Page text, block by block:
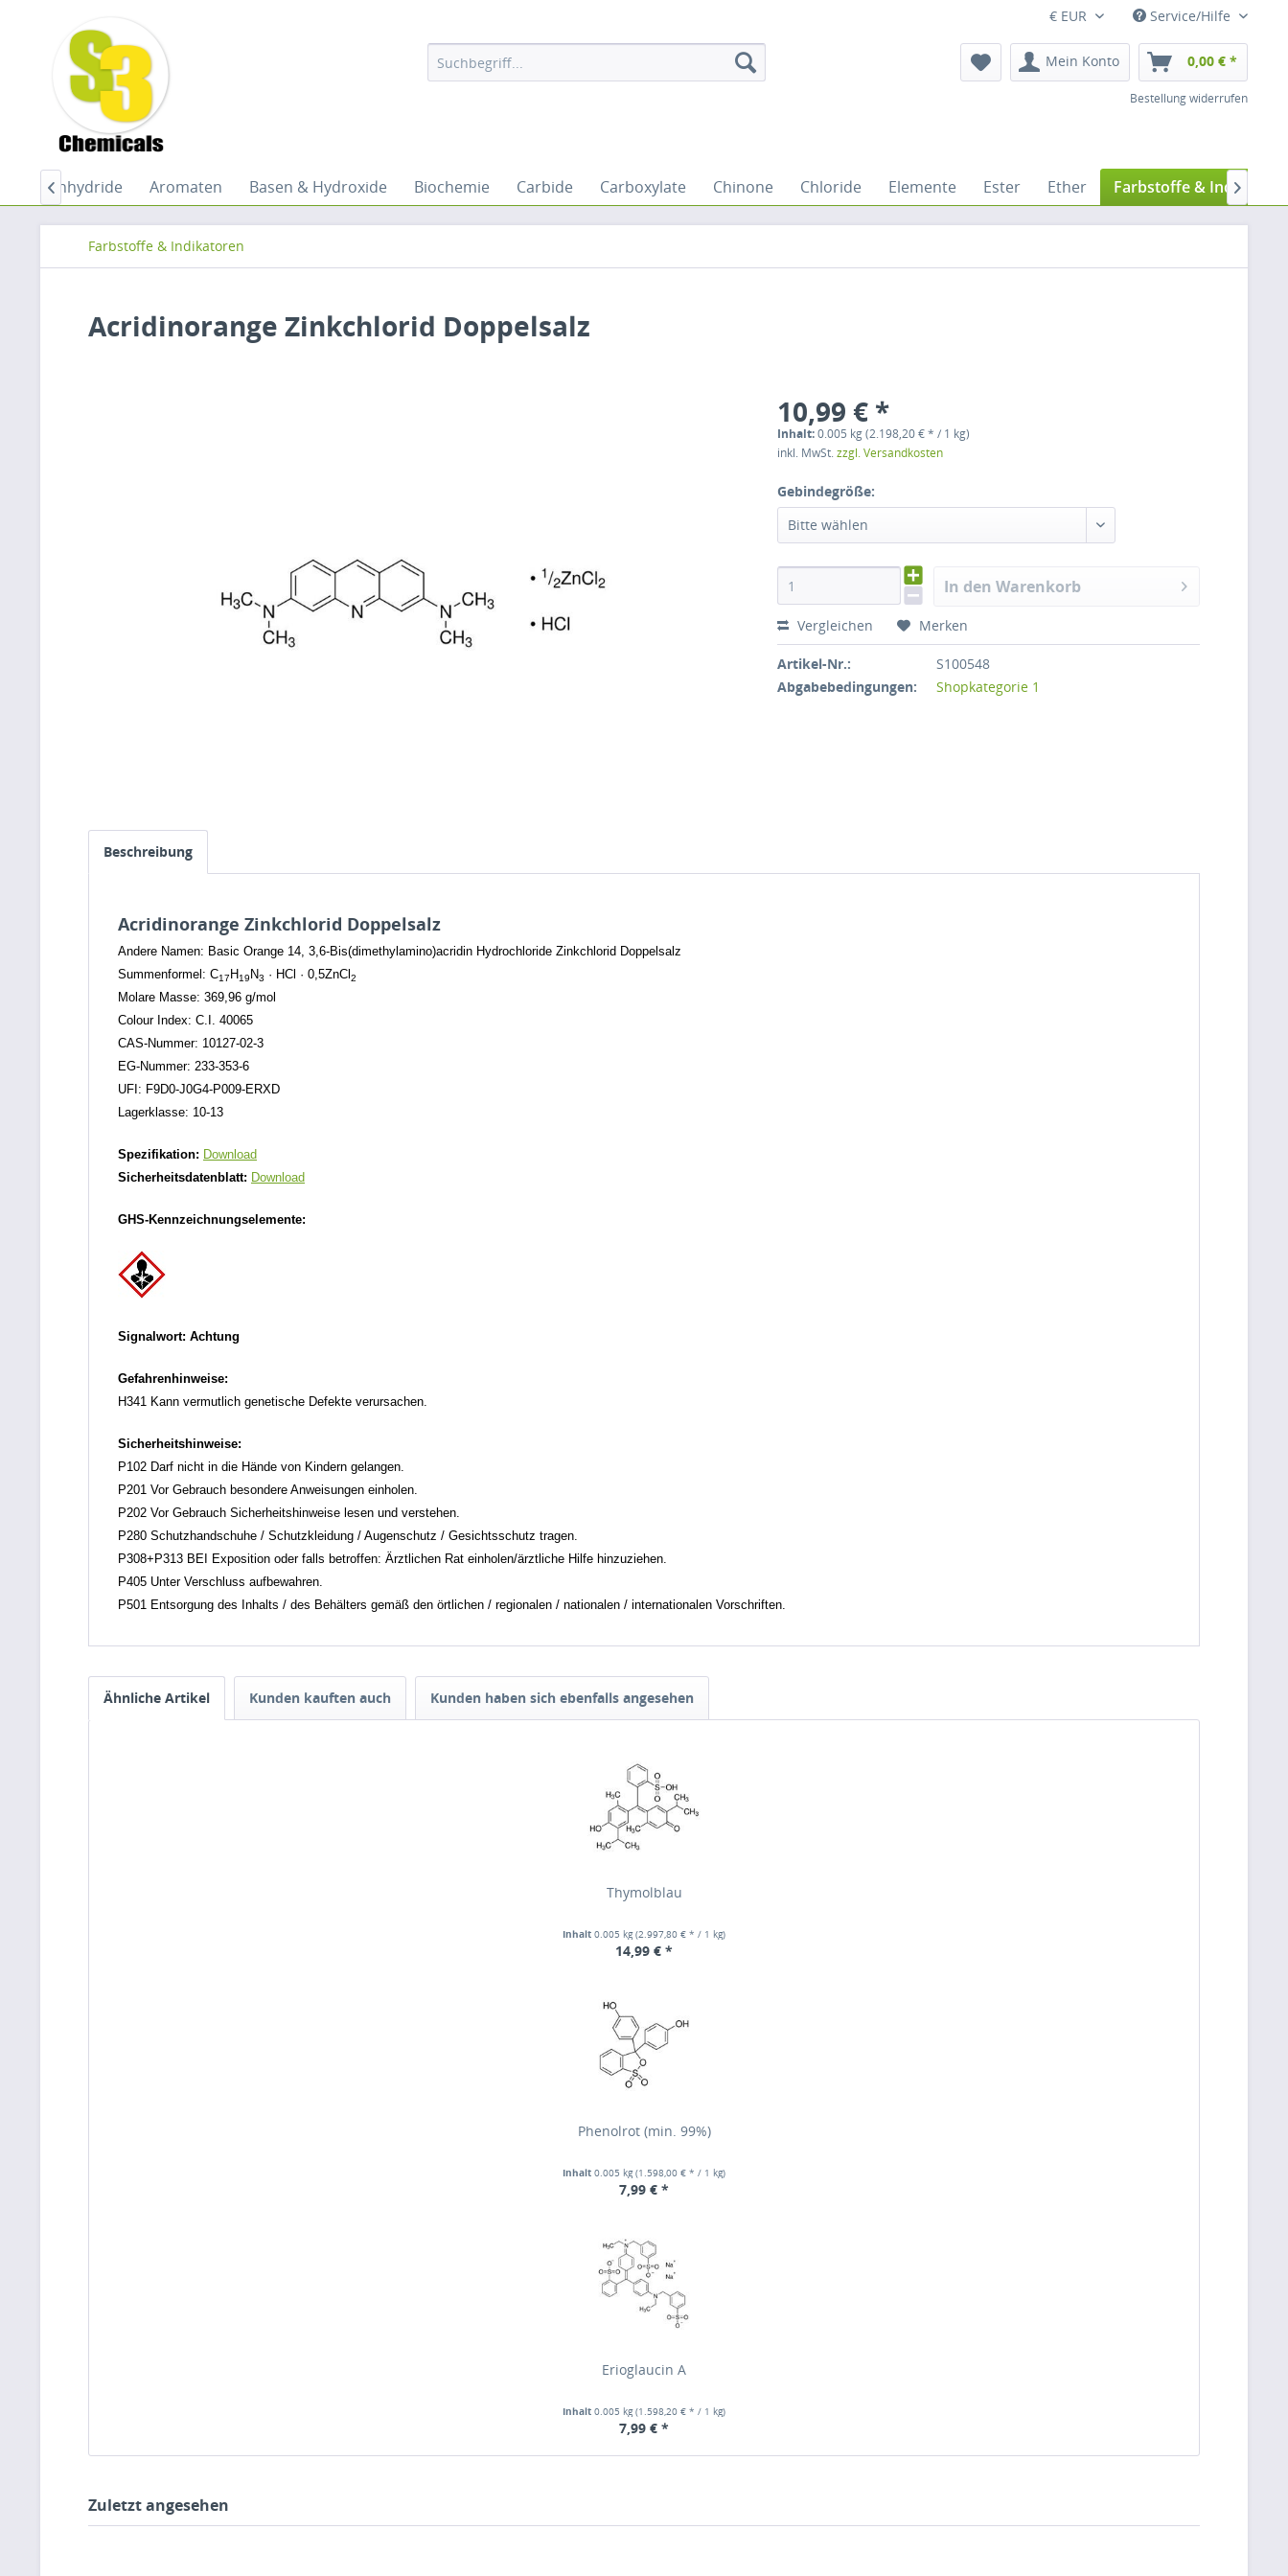
€ EUR Service/Hilfe
Mein Konto 0,00 € *
Bestellung widerrufen
Anhydride Aromaten Basen & Hydroxide Biochemie Carbide Carboxylate Chinone Chloride Elemente Ester Ether Farbstoffe &
 
Farbstoffe & Indikatoren
Acridinorange Zinkchlorid Doppelsalz
10,99 € *
Inhalt:0.005 kg (2.198,20 € * / 1 kg)
inkl. MwSt.zzgl. Versandkosten
Gebindegröße:
Bitte wählen
In den Warenkorb
Vergleichen Merken
Artikel-Nr.:
S100548
Abgabebedingungen:
Shopkategorie 1
Beschreibung
Acridinorange Zinkchlorid Doppelsalz
Andere Namen: Basic Orange 14, 3,6-Bis(dimethylamino)acridin Hydrochloride Zinkchlorid Doppelsalz
Summenformel: C17 H19 N3 · HCl · 0,5ZnCl 2
Molare Masse: 369,96 g/mol
Colour Index: C.I. 40065
CAS-Nummer: 10127-02-3
EG-Nummer: 233-353-6
UFI: F9D0-J0G4-P009-ERXD
Lagerklasse: 10-13
Spezifikation: Download
Sicherheitsdatenblatt: Download
GHS-Kennzeichnungselemente:
Signalwort: Achtung
Gefahrenhinweise:
H341 Kann vermutlich genetische Defekte verursachen.
Sicherheitshinweise:
P102 Darf nicht in die Hände von Kindern gelangen.
P201 Vor Gebrauch besondere Anweisungen einholen.
P202 Vor Gebrauch Sicherheitshinweise lesen und verstehen.
P280 Schutzhandschuhe / Schutzkleidung / Augenschutz / Gesichtsschutz tragen.
P308+P313 BEI Exposition oder falls betroffen: Ärztlichen Rat einholen/ärztliche Hilfe hinzuziehen.
P405 Unter Verschluss aufbewahren.
P501 Entsorgung des Inhalts / des Behälters gemäß den örtlichen / regionalen / nationalen / internationalen Vorschriften.
Ähnliche Artikel Kunden kauften auch Kunden haben sich ebenfalls angesehen
Thymolblau
Inhalt 0.005 kg(2.997,80 € * / 1 kg)
14,99 € *
Phenolrot (min. 99%)
Inhalt 0.005 kg(1.598,00 € * / 1 kg)
7,99 € *
Erioglaucin A
Inhalt 0.005 kg(1.598,20 € * / 1 kg)
7,99 € *
Zuletzt angesehen